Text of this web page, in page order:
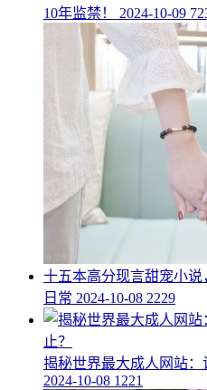
10年监禁！
2024-10-09
十五本高分现言甜宠小
日常 2024-10-08 2229
揭秘世界最大成人网站：
2024-10-08 1221